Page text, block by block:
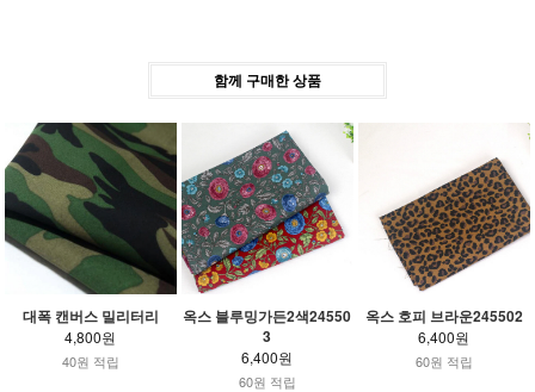
함께 구매한 상품
대폭 캔버스 밀리터리
4,800원
40원 적립
옥스 블루밍가든2색24550
3
6,400원
60원 적립
옥스 호피 브라운245502
6,400원
60원 적립